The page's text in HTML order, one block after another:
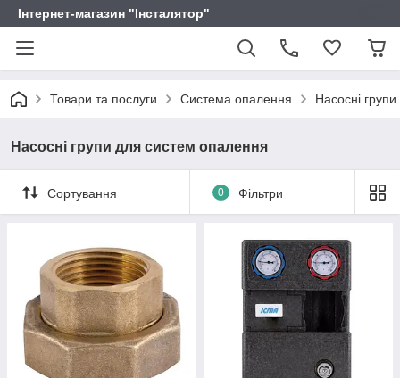
Інтернет-магазин "Інсталятор"
Товари та послуги Система опалення Насосні
Насосні групи для систем опалення
Сортування 0 Фільтри